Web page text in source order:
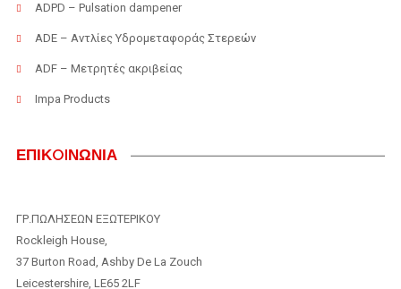
ADPD – Pulsation dampener
ADE – Αντλίες Υδρομεταφοράς Στερεών
ADF – Μετρητές ακριβείας
Impa Products
ΕΠΙΚOIΝΩΝΙΑ
ΓΡ.ΠΩΛΗΣΕΩΝ ΕΞΩΤΕΡΙΚΟΥ
Rockleigh House,
37 Burton Road, Ashby De La Zouch
Leicestershire, LE65 2LF